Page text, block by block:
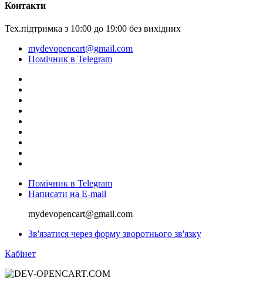
Контакти
Тех.підтримка з 10:00 до 19:00 без вихідних
mydevopencart@gmail.com
Помічник в Telegram
Помічник в Telegram
Написати на E-mail
mydevopencart@gmail.com
Зв'язатися через форму зворотнього зв'язку
Кабінет